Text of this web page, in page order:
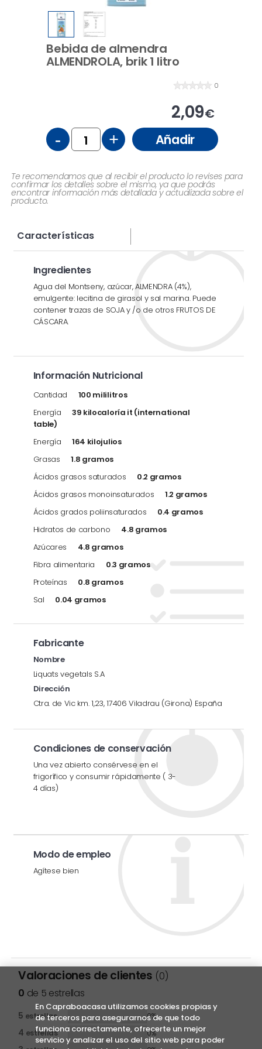
Bebida de almendra
ALMENDROLA, brik 1 litro
0
2,09€
- + Añadir
Te recomendamos que al recibir el producto lo revises para
confirmar los detalles sobre el mismo, ya que podrás
encontrar información más detallada y actualizada sobre el
producto.
Características
Ingredientes
Agua del Montseny, azúcar, ALMENDRA (4%),
emulgente: lecitina de girasol y sal marina. Puede
contener trazas de SOJA y /o de otros FRUTOS DE
CÁSCARA.
Información Nutricional
Cantidad
100 mililitros
Energía
39 kilocaloría it (international
table)
Energía
164 kilojulios
Grasas
1.8 gramos
Ácidos grasos saturados
0.2 gramos
Ácidos grasos monoinsaturados
1.2 gramos
Ácidos grados poliinsaturados
0.4 gramos
Hidratos de carbono
4.8 gramos
Azúcares
4.8 gramos
Fibra alimentaria
0.3 gramos
Proteínas
0.8 gramos
Sal
0.04 gramos
Fabricante
Nombre
Liquats vegetals S.A
Dirección
Ctra. de Vic km. 1,23, 17406 Viladrau (Girona) España
Condiciones de conservación
Una vez abierto consérvese en el
frigorífico y consumir rápidamente ( 3-
4 días)
Modo de empleo
Agítese bien
Valoraciones de clientes (0)
0 de 5 estrellas
5 estrellas 0%
4 estrellas 0%
En Capraboacasa utilizamos cookies propias y
de terceros para asegurarnos de que todo
funciona correctamente, ofrecerte un mejor
servicio y analizar el uso del sitio web para poder